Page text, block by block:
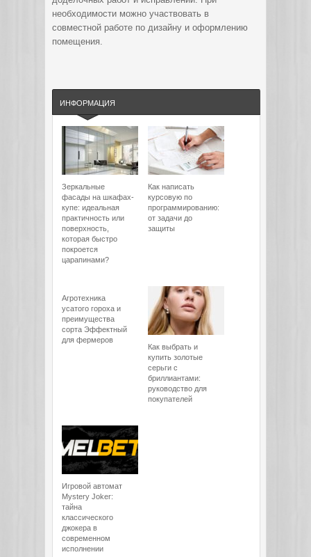
необходимости можно участвовать в
совместной работе по дизайну и оформлению
помещения.
ИНФОРМАЦИЯ
Зеркальные
фасады на шкафах-
купе: идеальная
практичность или
поверхность,
которая быстро
покроется
царапинами?
Как написать
курсовую по
программированию:
от задачи до
защиты
Агротехника
усатого гороха и
преимущества
сорта Эффектный
для фермеров
Как выбрать и
купить золотые
серьги с
бриллиантами:
руководство для
покупателей
Игровой автомат
Mystery Joker:
тайна
классического
джокера в
современном
исполнении